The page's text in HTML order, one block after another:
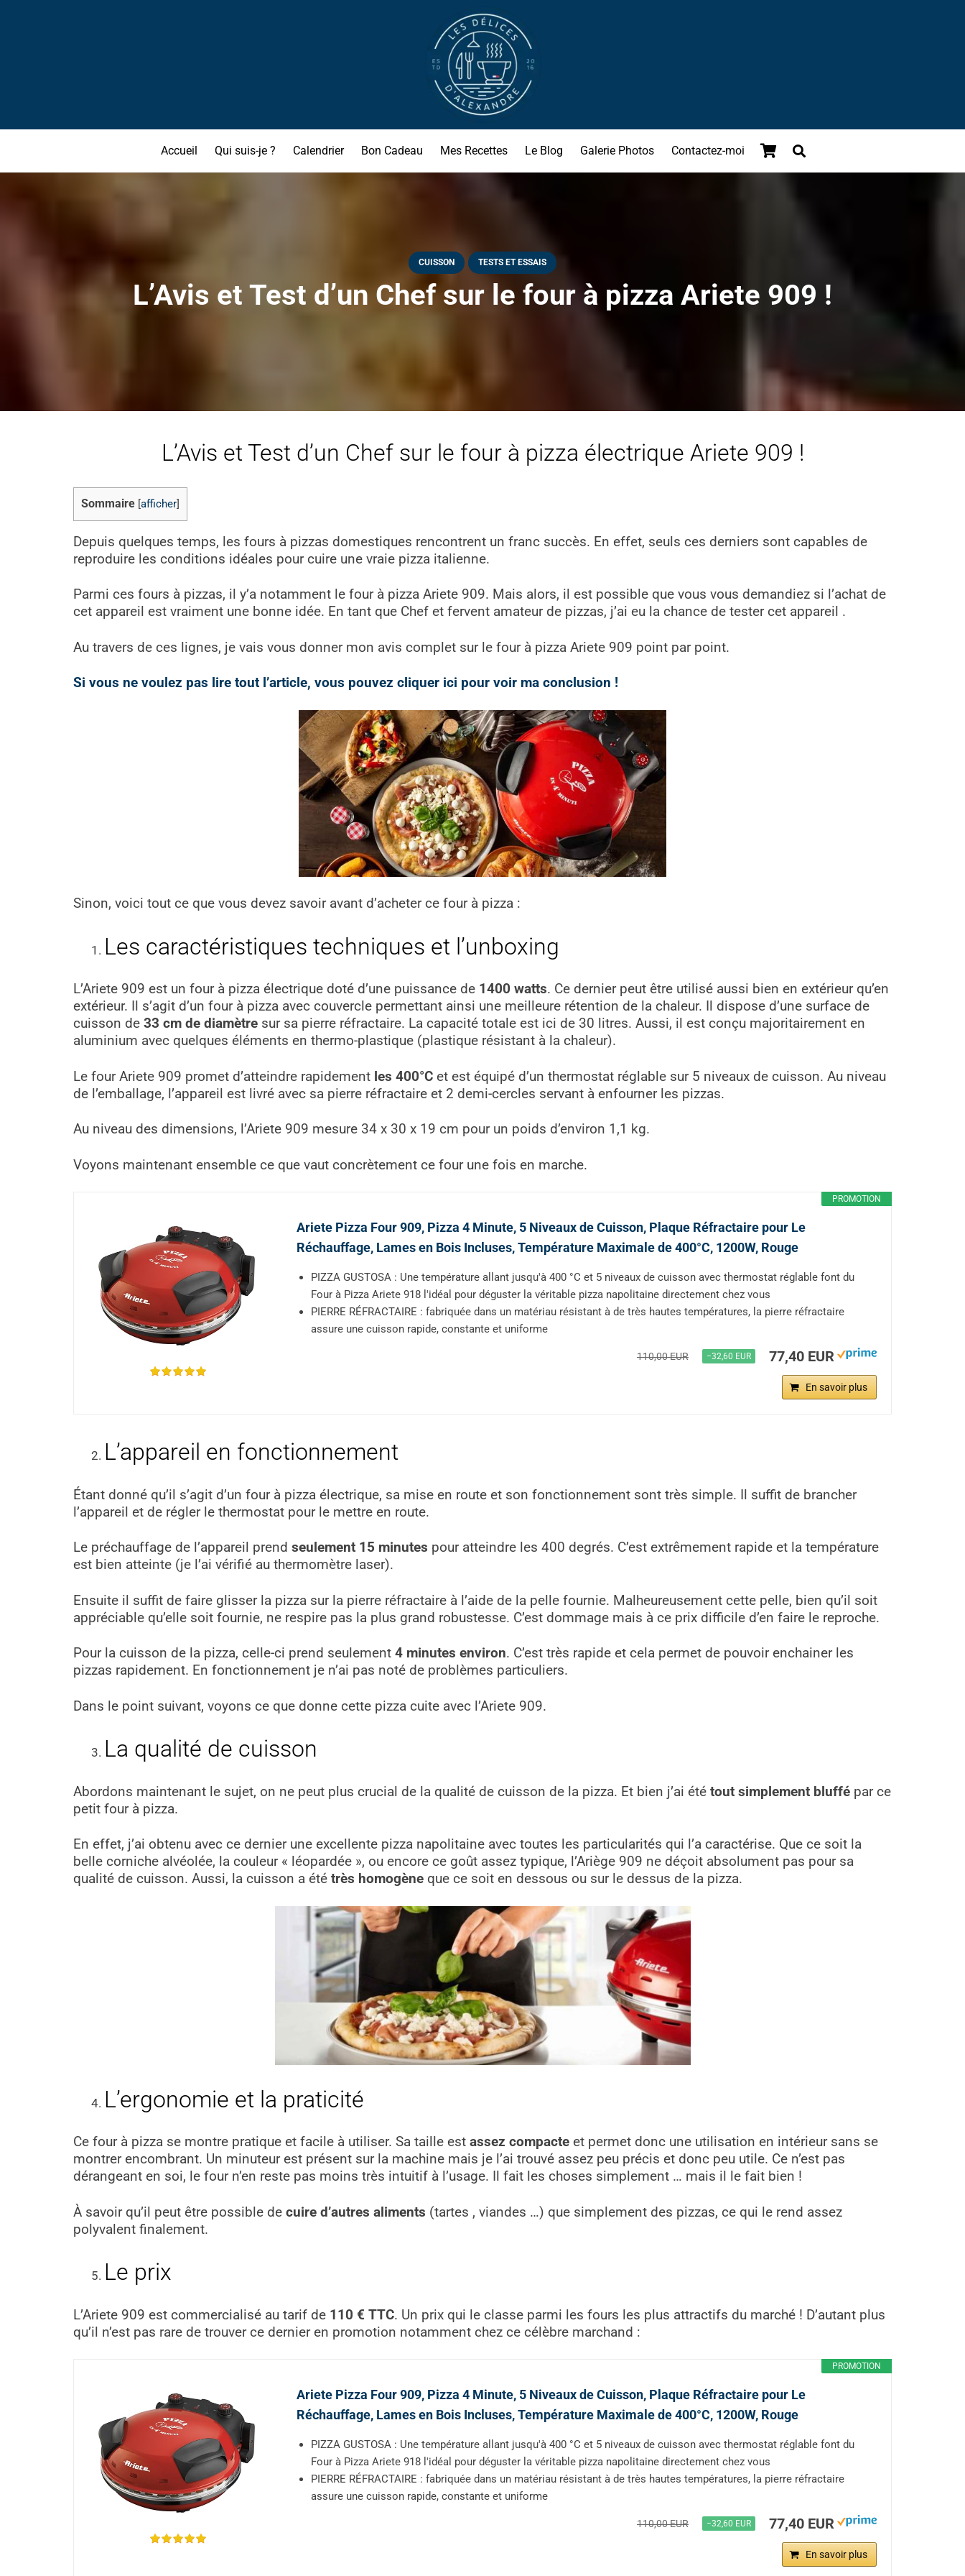
Accueil Qui suis-je ? Calendrier Bon Cadeau Mes Recettes Le Blog Galerie Photos Contactez-moi
CUISSON TESTS ET ESSAIS
L’Avis et Test d’un Chef sur le four à pizza Ariete 909 !
L’Avis et Test d’un Chef sur le four à pizza électrique Ariete 909 !
Sommaire afficher
Depuis quelques temps, les fours à pizzas domestiques rencontrent un franc succès. En effet, seuls ces derniers sont capables de
reproduire les conditions idéales pour cuire une vraie pizza italienne.
Parmi ces fours à pizzas, il y’a notamment le four à pizza Ariete 909. Mais alors, il est possible que vous vous demandiez si l’achat de
cet appareil est vraiment une bonne idée. En tant que Chef et fervent amateur de pizzas, j’ai eu la chance de tester cet appareil .
Au travers de ces lignes, je vais vous donner mon avis complet sur le four à pizza Ariete 909 point par point.
Si vous ne voulez pas lire tout l’article, vous pouvez cliquer ici pour voir ma conclusion !
Sinon, voici tout ce que vous devez savoir avant d’acheter ce four à pizza :
Les caractéristiques techniques et l’unboxing
L’Ariete 909 est un four à pizza électrique doté d’une puissance de 1400 watts. Ce dernier peut être utilisé aussi bien en extérieur qu’en
extérieur. Il s’agit d’un four à pizza avec couvercle permettant ainsi une meilleure rétention de la chaleur. Il dispose d’une surface de
cuisson de 33 cm de diamètre sur sa pierre réfractaire. La capacité totale est ici de 30 litres. Aussi, il est conçu majoritairement en
aluminium avec quelques éléments en thermo-plastique (plastique résistant à la chaleur).
Le four Ariete 909 promet d’atteindre rapidement les 400°C et est équipé d’un thermostat réglable sur 5 niveaux de cuisson. Au niveau
de l’emballage, l’appareil est livré avec sa pierre réfractaire et 2 demi-cercles servant à enfourner les pizzas.
Au niveau des dimensions, l’Ariete 909 mesure ‎34 x 30 x 19 cm pour un poids d’environ 1,1 kg.
Voyons maintenant ensemble ce que vaut concrètement ce four une fois en marche.
PROMOTION
Ariete Pizza Four 909, Pizza 4 Minute, 5 Niveaux de Cuisson, Plaque Réfractaire pour Le
Réchauffage, Lames en Bois Incluses, Température Maximale de 400°C, 1200W, Rouge
PIZZA GUSTOSA : Une température allant jusqu'à 400 °C et 5 niveaux de cuisson avec thermostat réglable font du
Four à Pizza Ariete 918 l'idéal pour déguster la véritable pizza napolitaine directement chez vous
PIERRE RÉFRACTAIRE : fabriquée dans un matériau résistant à de très hautes températures, la pierre réfractaire
assure une cuisson rapide, constante et uniforme
110,00 EUR −32,60 EUR 77,40 EUR
En savoir plus
L’appareil en fonctionnement
Étant donné qu’il s’agit d’un four à pizza électrique, sa mise en route et son fonctionnement sont très simple. Il suffit de brancher
l’appareil et de régler le thermostat pour le mettre en route.
Le préchauffage de l’appareil prend seulement 15 minutes pour atteindre les 400 degrés. C’est extrêmement rapide et la température
est bien atteinte (je l’ai vérifié au thermomètre laser).
Ensuite il suffit de faire glisser la pizza sur la pierre réfractaire à l’aide de la pelle fournie. Malheureusement cette pelle, bien qu’il soit
appréciable qu’elle soit fournie, ne respire pas la plus grand robustesse. C’est dommage mais à ce prix difficile d’en faire le reproche.
Pour la cuisson de la pizza, celle-ci prend seulement 4 minutes environ. C’est très rapide et cela permet de pouvoir enchainer les
pizzas rapidement. En fonctionnement je n’ai pas noté de problèmes particuliers.
Dans le point suivant, voyons ce que donne cette pizza cuite avec l’Ariete 909.
La qualité de cuisson
Abordons maintenant le sujet, on ne peut plus crucial de la qualité de cuisson de la pizza. Et bien j’ai été tout simplement bluffé par ce
petit four à pizza.
En effet, j’ai obtenu avec ce dernier une excellente pizza napolitaine avec toutes les particularités qui l’a caractérise. Que ce soit la
belle corniche alvéolée, la couleur « léopardée », ou encore ce goût assez typique, l’Ariège 909 ne déçoit absolument pas pour sa
qualité de cuisson. Aussi, la cuisson a été très homogène que ce soit en dessous ou sur le dessus de la pizza.
L’ergonomie et la praticité
Ce four à pizza se montre pratique et facile à utiliser. Sa taille est assez compacte et permet donc une utilisation en intérieur sans se
montrer encombrant. Un minuteur est présent sur la machine mais je l’ai trouvé assez peu précis et donc peu utile. Ce n’est pas
dérangeant en soi, le four n’en reste pas moins très intuitif à l’usage. Il fait les choses simplement … mais il le fait bien !
À savoir qu’il peut être possible de cuire d’autres aliments (tartes , viandes …) que simplement des pizzas, ce qui le rend assez
polyvalent finalement.
Le prix
L’Ariete 909 est commercialisé au tarif de 110 € TTC. Un prix qui le classe parmi les fours les plus attractifs du marché ! D’autant plus
qu’il n’est pas rare de trouver ce dernier en promotion notamment chez ce célèbre marchand :
PROMOTION
Ariete Pizza Four 909, Pizza 4 Minute, 5 Niveaux de Cuisson, Plaque Réfractaire pour Le
Réchauffage, Lames en Bois Incluses, Température Maximale de 400°C, 1200W, Rouge
PIZZA GUSTOSA : Une température allant jusqu'à 400 °C et 5 niveaux de cuisson avec thermostat réglable font du
Four à Pizza Ariete 918 l'idéal pour déguster la véritable pizza napolitaine directement chez vous
PIERRE RÉFRACTAIRE : fabriquée dans un matériau résistant à de très hautes températures, la pierre réfractaire
assure une cuisson rapide, constante et uniforme
110,00 EUR −32,60 EUR 77,40 EUR
En savoir plus